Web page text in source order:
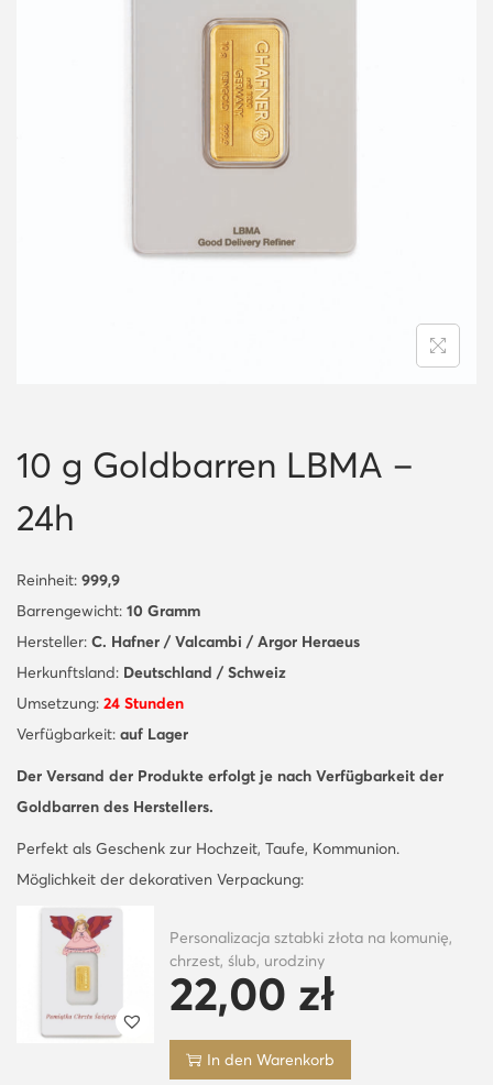
i
n
10 g Goldbarren LBMA –
24h
Reinheit: 999,9
Barrengewicht: 10 Gramm
Hersteller: C. Hafner / Valcambi / Argor Heraeus
Herkunftsland: Deutschland / Schweiz
Umsetzung: 24 Stunden
Verfügbarkeit: auf Lager
Der Versand der Produkte erfolgt je nach Verfügbarkeit der
Goldbarren des Herstellers.
Perfekt als Geschenk zur Hochzeit, Taufe, Kommunion.
Möglichkeit der dekorativen Verpackung:
Personalizacja sztabki złota na komunię,
chrzest, ślub, urodziny
22,00 zł
In den Warenkorb